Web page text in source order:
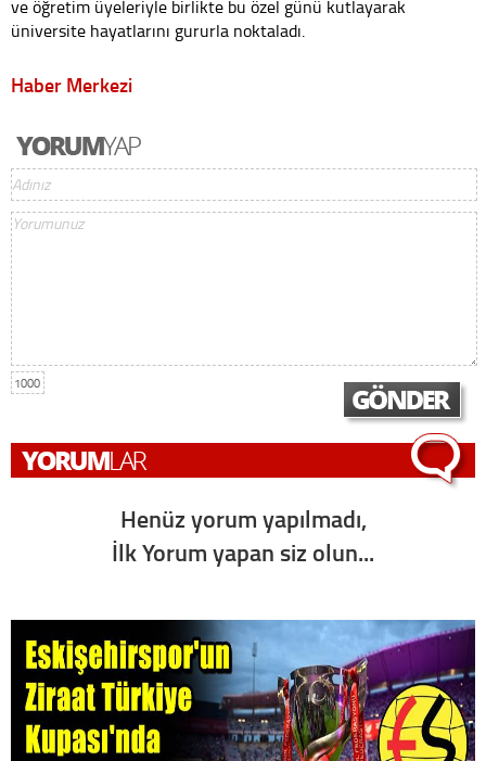
ve öğretim üyeleriyle birlikte bu özel günü kutlayarak
üniversite hayatlarını gururla noktaladı.
Haber Merkezi
1000
Henüz yorum yapılmadı,
İlk Yorum yapan siz olun...